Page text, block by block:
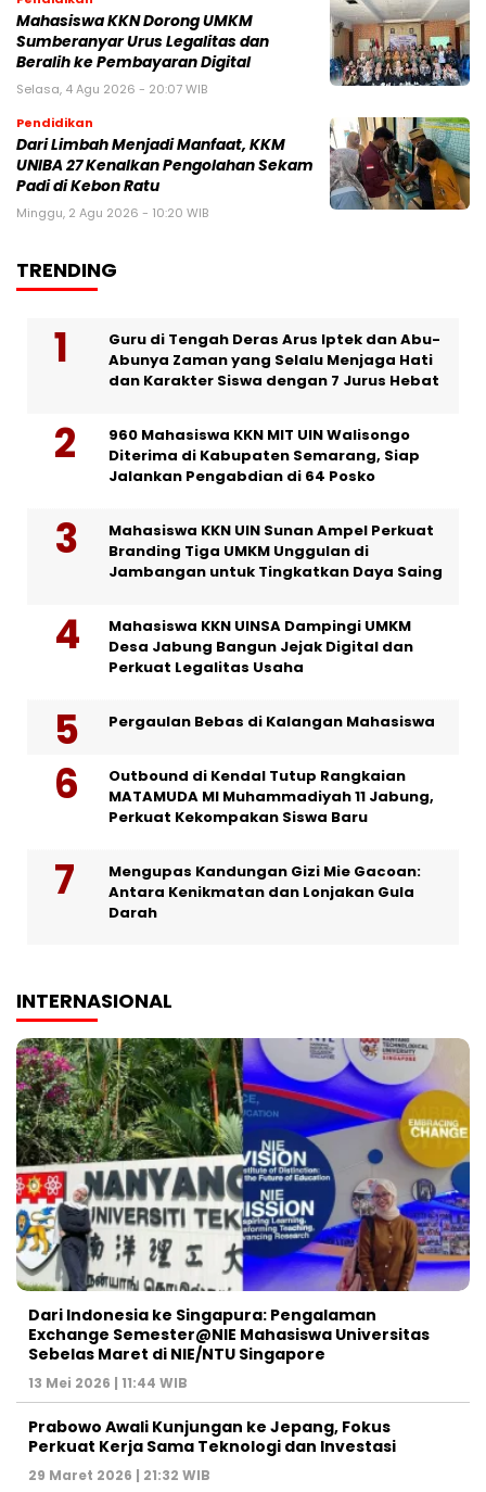
Mahasiswa KKN Dorong UMKM
Sumberanyar Urus Legalitas dan
Beralih ke Pembayaran Digital
Selasa, 4 Agu 2026 - 20:07 WIB
Pendidikan
Dari Limbah Menjadi Manfaat, KKM
UNIBA 27 Kenalkan Pengolahan Sekam
Padi di Kebon Ratu
Minggu, 2 Agu 2026 - 10:20 WIB
TRENDING
Guru di Tengah Deras Arus Iptek dan Abu-
Abunya Zaman yang Selalu Menjaga Hati
dan Karakter Siswa dengan 7 Jurus Hebat
960 Mahasiswa KKN MIT UIN Walisongo
Diterima di Kabupaten Semarang, Siap
Jalankan Pengabdian di 64 Posko
Mahasiswa KKN UIN Sunan Ampel Perkuat
Branding Tiga UMKM Unggulan di
Jambangan untuk Tingkatkan Daya Saing
Mahasiswa KKN UINSA Dampingi UMKM
Desa Jabung Bangun Jejak Digital dan
Perkuat Legalitas Usaha
Pergaulan Bebas di Kalangan Mahasiswa
Outbound di Kendal Tutup Rangkaian
MATAMUDA MI Muhammadiyah 11 Jabung,
Perkuat Kekompakan Siswa Baru
Mengupas Kandungan Gizi Mie Gacoan:
Antara Kenikmatan dan Lonjakan Gula
Darah
INTERNASIONAL
Dari Indonesia ke Singapura: Pengalaman
Exchange Semester@NIE Mahasiswa Universitas
Sebelas Maret di NIE/NTU Singapore
13 Mei 2026 | 11:44 WIB
Prabowo Awali Kunjungan ke Jepang, Fokus
Perkuat Kerja Sama Teknologi dan Investasi
29 Maret 2026 | 21:32 WIB